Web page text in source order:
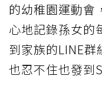
的幼稚園運動會
心地記錄孫女的
到家族的LINE群
也忍不住也發到